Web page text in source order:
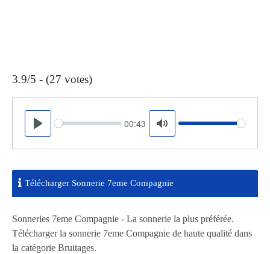
3.9/5 - (27 votes)
Play
Seek 00:43
Mute
Volume
Télécharger Sonnerie 7eme Compagnie
Sonneries 7eme Compagnie - La sonnerie la plus préférée.
Télécharger la sonnerie 7eme Compagnie de haute qualité dans
la catégorie Bruitages.